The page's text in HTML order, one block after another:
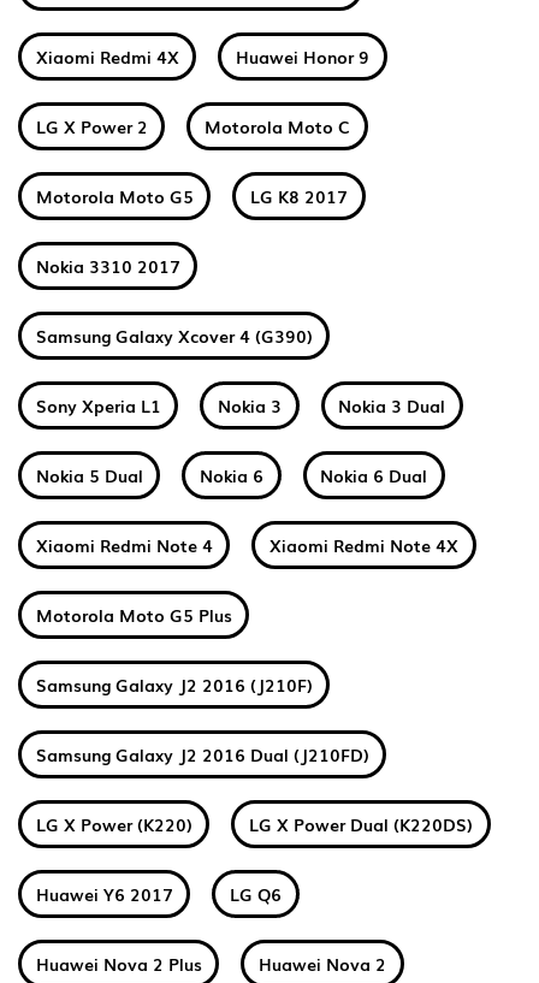
Xiaomi Redmi 4X Huawei Honor 9
LG X Power 2 Motorola Moto C
Motorola Moto G5 LG K8 2017
Nokia 3310 2017
Samsung Galaxy Xcover 4 (G390)
Sony Xperia L1 Nokia 3 Nokia 3 Dual
Nokia 5 Dual Nokia 6 Nokia 6 Dual
Xiaomi Redmi Note 4 Xiaomi Redmi Note 4X
Motorola Moto G5 Plus
Samsung Galaxy J2 2016 (J210F)
Samsung Galaxy J2 2016 Dual (J210FD)
LG X Power (K220) LG X Power Dual (K220DS)
Huawei Y6 2017 LG Q6
Huawei Nova 2 Plus Huawei Nova 2